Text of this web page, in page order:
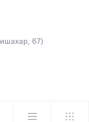
67)
Delonghi. Все